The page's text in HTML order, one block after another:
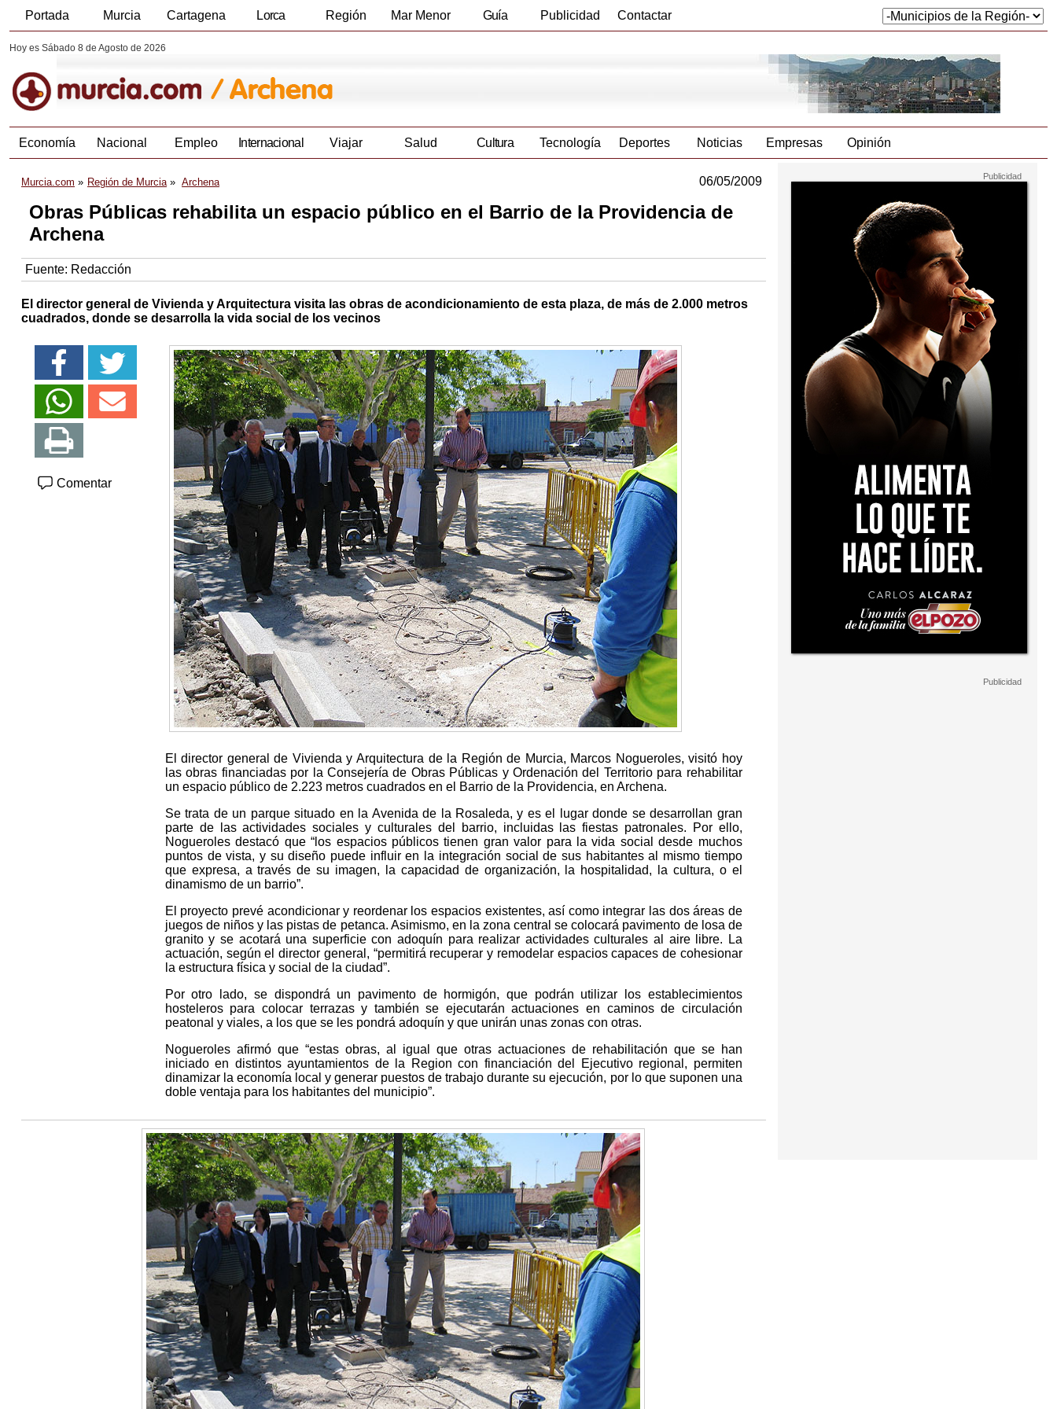
Portada Murcia Cartagena Lorca Región Mar Menor Guía Publicidad Contactar
Hoy es Sábado 8 de Agosto de 2026
Economía Nacional Empleo Internacional Viajar Salud Cultura Tecnología Deportes Noticias Empresas Opinión
Murcia.com Región de Murcia Archena 06/05/2009
Obras Públicas rehabilita un espacio público en el Barrio de la Providencia de
Archena
Fuente: Redacción
El director general de Vivienda y Arquitectura visita las obras de acondicionamiento de esta plaza, de más de 2.000 metros
cuadrados, donde se desarrolla la vida social de los vecinos
Comentar
El director general de Vivienda y Arquitectura de la Región de Murcia, Marcos Nogueroles, visitó hoy
las obras financiadas por la Consejería de Obras Públicas y Ordenación del Territorio para rehabilitar
un espacio público de 2.223 metros cuadrados en el Barrio de la Providencia, en Archena.
Se trata de un parque situado en la Avenida de la Rosaleda, y es el lugar donde se desarrollan gran
parte de las actividades sociales y culturales del barrio, incluidas las fiestas patronales. Por ello,
Nogueroles destacó que “los espacios públicos tienen gran valor para la vida social desde muchos
puntos de vista, y su diseño puede influir en la integración social de sus habitantes al mismo tiempo
que expresa, a través de su imagen, la capacidad de organización, la hospitalidad, la cultura, o el
dinamismo de un barrio”.
El proyecto prevé acondicionar y reordenar los espacios existentes, así como integrar las dos áreas de
juegos de niños y las pistas de petanca. Asimismo, en la zona central se colocará pavimento de losa de
granito y se acotará una superficie con adoquín para realizar actividades culturales al aire libre. La
actuación, según el director general, “permitirá recuperar y remodelar espacios capaces de cohesionar
la estructura física y social de la ciudad”.
Por otro lado, se dispondrá un pavimento de hormigón, que podrán utilizar los establecimientos
hosteleros para colocar terrazas y también se ejecutarán actuaciones en caminos de circulación
peatonal y viales, a los que se les pondrá adoquín y que unirán unas zonas con otras.
Nogueroles afirmó que “estas obras, al igual que otras actuaciones de rehabilitación que se han
iniciado en distintos ayuntamientos de la Region con financiación del Ejecutivo regional, permiten
dinamizar la economía local y generar puestos de trabajo durante su ejecución, por lo que suponen una
doble ventaja para los habitantes del municipio”.